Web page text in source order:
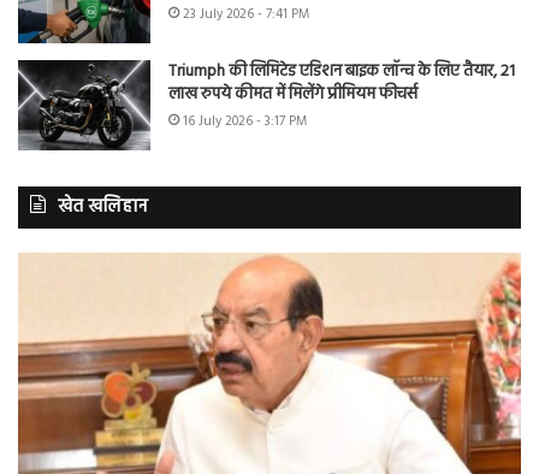
23 July 2026 - 7:41 PM
Triumph की लिमिटेड एडिशन बाइक लॉन्च के लिए तैयार, 21
लाख रुपये कीमत में मिलेंगे प्रीमियम फीचर्स
16 July 2026 - 3:17 PM
खेत खलिहान